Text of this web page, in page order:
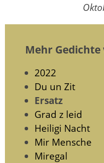
Mehr Gedichte
2022
Du un Zit
Ersatz
Grad z leid
Heiligi Nacht
Mir Mensche
Miregal